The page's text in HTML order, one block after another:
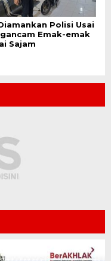
Polisi Usai
Emak-emak
Sajam